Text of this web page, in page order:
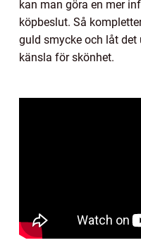
kan man göra en mer
köpbeslut. Så
guld smycke och låt
känsla för skönhet.